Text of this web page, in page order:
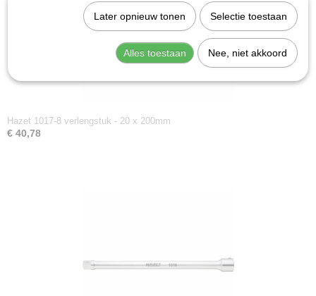
Hazet 1017-8 verlengstuk - 20 x 200mm
€ 40,78
Later opnieuw tonen Selectie toestaan
Alles toestaan Nee, niet akkoord